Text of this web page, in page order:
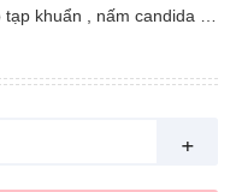
khuẩn , nấm candida và
+